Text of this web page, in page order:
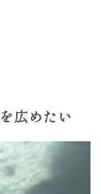
広めたい